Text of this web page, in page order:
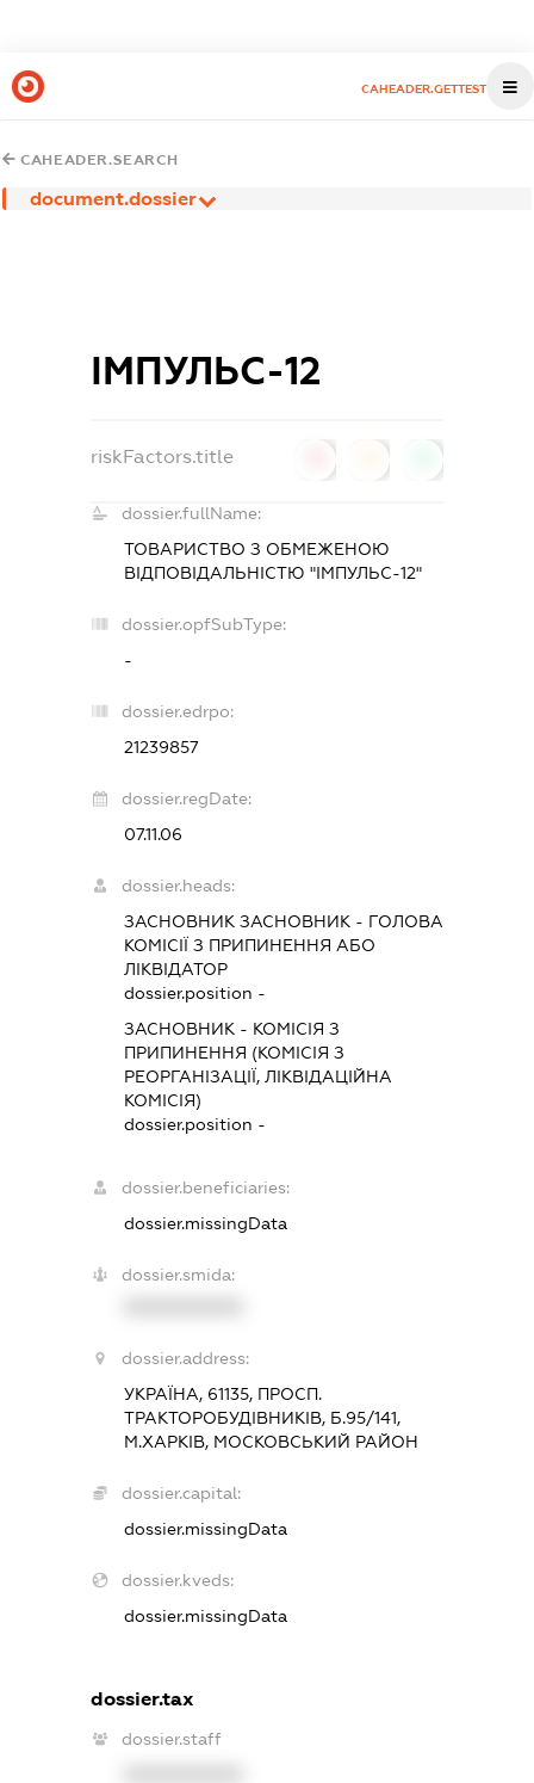
CAHEADER.GETTEST
CAHEADER.SEARCH
document.dossier
ІМПУЛЬС-12
riskFactors.title
dossier.fullName:
ТОВАРИСТВО З ОБМЕЖЕНОЮ
ВІДПОВІДАЛЬНІСТЮ "ІМПУЛЬС-12"
dossier.opfSubType:
-
dossier.edrpo:
21239857
dossier.regDate:
07.11.06
dossier.heads:
ЗАСНОВНИК ЗАСНОВНИК - ГОЛОВА
КОМІСІЇ З ПРИПИНЕННЯ АБО
ЛІКВІДАТОР
dossier.position -
ЗАСНОВНИК - КОМІСІЯ З
ПРИПИНЕННЯ (КОМІСІЯ З
РЕОРГАНІЗАЦІЇ, ЛІКВІДАЦІЙНА
КОМІСІЯ)
dossier.position -
dossier.beneficiaries:
dossier.missingData
dossier.smida:
dossier.address:
УКРАЇНА, 61135, ПРОСП.
ТРАКТОРОБУДІВНИКІВ, Б.95/141,
М.ХАРКІВ, МОСКОВСЬКИЙ РАЙОН
dossier.capital:
dossier.missingData
dossier.kveds:
dossier.missingData
dossier.tax
dossier.staff